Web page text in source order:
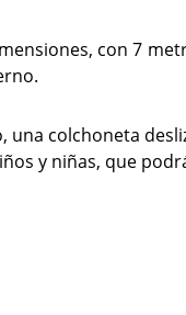
con 7
una colchoneta
y niñas, que